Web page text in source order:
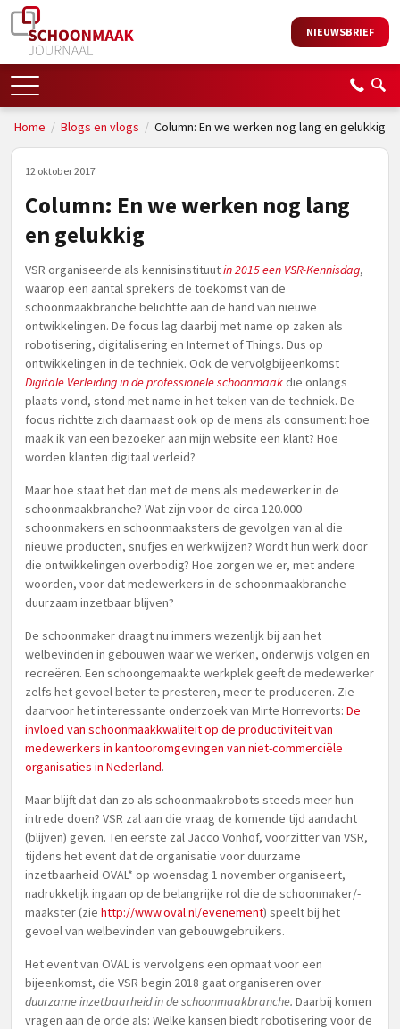
NIEUWSBRIEF
Home / Blogs en vlogs / Column: En we werken nog lang en gelukkig
12 oktober 2017
Column: En we werken nog lang
en gelukkig
VSR organiseerde als kennisinstituutin 2015 een VSR-Kennisdag,
waarop een aantal sprekers de toekomst van de
schoonmaakbranche belichtte aan de hand van nieuwe
ontwikkelingen. De focus lag daarbij met name op zaken als
robotisering, digitalisering en Internet of Things. Dus op
ontwikkelingen in de techniek. Ook de vervolgbijeenkomst
Digitale Verleiding in de professionele schoonmaakdie onlangs
plaats vond, stond met name in het teken van de techniek. De
focus richtte zich daarnaast ook op de mens als consument: hoe
maak ik van een bezoeker aan mijn website een klant? Hoe
worden klanten digitaal verleid?
Maar hoe staat het dan met de mens als medewerker in de
schoonmaakbranche? Wat zijn voor de circa 120.000
schoonmakers en schoonmaaksters de gevolgen van al die
nieuwe producten, snufjes en werkwijzen? Wordt hun werk door
die ontwikkelingen overbodig? Hoe zorgen we er, met andere
woorden, voor dat medewerkers in de schoonmaakbranche
duurzaam inzetbaar blijven?
De schoonmaker draagt nu immers wezenlijk bij aan het
welbevinden in gebouwen waar we werken, onderwijs volgen en
recreëren. Een schoongemaakte werkplek geeft de medewerker
zelfs het gevoel beter te presteren, meer te produceren. Zie
daarvoor het interessante onderzoek van Mirte Horrevorts: De
invloed van schoonmaakkwaliteit op de productiviteit van
medewerkers in kantooromgevingen van niet-commerciële
organisaties in Nederland.
Maar blijft dat dan zo als schoonmaakrobots steeds meer hun
intrede doen? VSR zal aan die vraag de komende tijd aandacht
(blijven) geven. Ten eerste zal Jacco Vonhof, voorzitter van VSR,
tijdens het event dat de organisatie voor duurzame
inzetbaarheid OVAL* op woensdag 1 november organiseert,
nadrukkelijk ingaan op de belangrijke rol die de schoonmaker/-
maakster (zie http://www.oval.nl/evenement) speelt bij het
gevoel van welbevinden van gebouwgebruikers.
Het event van OVAL is vervolgens een opmaat voor een
bijeenkomst, die VSR begin 2018 gaat organiseren over
duurzame inzetbaarheid in de schoonmaakbranche. Daarbij komen
vragen aan de orde als: Welke kansen biedt robotisering voor de